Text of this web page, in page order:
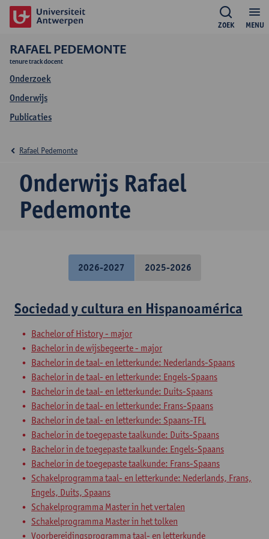
MENU
ZOEK
RAFAEL PEDEMONTE
tenure track docent
Onderzoek
Onderwijs
Publicaties
Onderwijs Rafael
Pedemonte
Rafael Pedemonte
2026-2027 2025-2026
Sociedad y cultura en Hispanoamérica
Bachelor of History - major
Bachelor in de wijsbegeerte - major
Bachelor in de taal- en letterkunde: Nederlands-Spaans
Bachelor in de taal- en letterkunde: Engels-Spaans
Bachelor in de taal- en letterkunde: Duits-Spaans
Bachelor in de taal- en letterkunde: Frans-Spaans
Bachelor in de taal- en letterkunde: Spaans-TFL
Bachelor in de toegepaste taalkunde: Duits-Spaans
Bachelor in de toegepaste taalkunde: Engels-Spaans
Bachelor in de toegepaste taalkunde: Frans-Spaans
Schakelprogramma taal- en letterkunde: Nederlands, Frans,
Engels, Duits, Spaans
Schakelprogramma Master in het vertalen
Schakelprogramma Master in het tolken
Voorbereidingsprogramma taal- en letterkunde